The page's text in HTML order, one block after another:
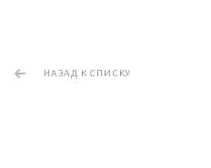
НАЗАД К СПИСКУ